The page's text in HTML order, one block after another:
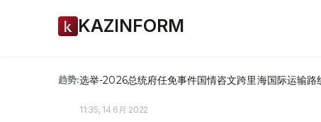
KAZINFORM
趋势:选举-2026总统府任免事件国情咨文跨里海国际运输路
11:35, 14 6月 2022